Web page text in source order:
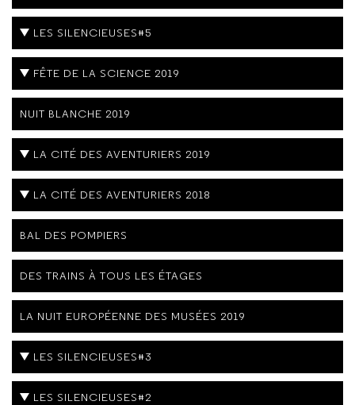
LES SILENCIEUSES#5
FÊTE DE LA SCIENCE 2019
NUIT BLANCHE 2019
LA CITÉ DES AVENTURIERS 2019
LA CITÉ DES AVENTURIERS 2018
BAL DES POMPIERS
DES TRAINS À TOUS LES ÉTAGES
LA NUIT EUROPÉENNE DES MUSÉES 2019
LES SILENCIEUSES#3
LES SILENCIEUSES#2